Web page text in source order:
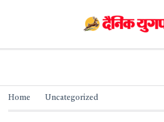
Home Uncategorized